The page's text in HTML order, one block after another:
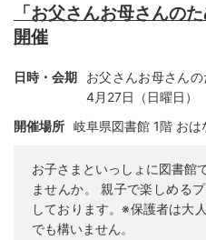
「お父さんお母さんの
開催
日時・会期
お父さんお母さん
4月27日（日曜日）
開催場所 岐阜県図書館 1階 おは
お子さまといっしょに図書館
ませんか。 親子で楽しめる
しております。※保護者は大
でも構いません。